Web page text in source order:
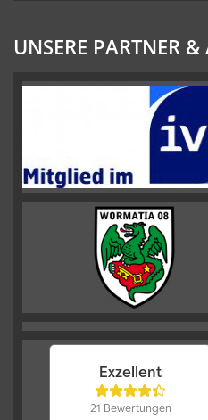
UNSERE PARTNER